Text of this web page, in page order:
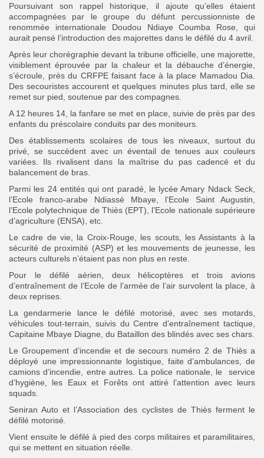
Poursuivant son rappel historique, il ajoute qu’elles étaient
accompagnées par le groupe du défunt percussionniste de
renommée internationale Doudou Ndiaye Coumba Rose, qui
aurait pensé l’introduction des majorettes dans le défilé du 4 avril.
Après leur chorégraphie devant la tribune officielle, une majorette,
visiblement éprouvée par la chaleur et la débauche d’énergie,
s’écroule, près du CRFPE faisant face à la place Mamadou Dia.
Des secouristes accourent et quelques minutes plus tard, elle se
remet sur pied, soutenue par des compagnes.
A 12 heures 14, la fanfare se met en place, suivie de près par des
enfants du préscolaire conduits par des moniteurs.
Des établissements scolaires de tous les niveaux, surtout du
privé, se succèdent avec un éventail de tenues aux couleurs
variées. Ils rivalisent dans la maîtrise du pas cadencé et du
balancement de bras.
Parmi les 24 entités qui ont paradé, le lycée Amary Ndack Seck,
l’Ecole franco-arabe Ndiassé Mbaye, l’Ecole Saint Augustin,
l’Ecole polytechnique de Thiès (EPT), l’Ecole nationale supérieure
d’agriculture (ENSA), etc.
Le cadre de vie, la Croix-Rouge, les scouts, les Assistants à la
sécurité de proximité (ASP) et les mouvements de jeunesse, les
acteurs culturels n’étaient pas non plus en reste.
Pour le défilé aérien, deux hélicoptères et trois avions
d’entraînement de l’Ecole de l’armée de l’air survolent la place, à
deux reprises.
La gendarmerie lance le défilé motorisé, avec ses motards,
véhicules tout-terrain, suivis du Centre d’entraînement tactique,
Capitaine Mbaye Diagne, du Bataillon des blindés avec ses chars.
Le Groupement d’incendie et de secours numéro 2 de Thiès a
déployé une impressionnante logistique, faite d’ambulances, de
camions d’incendie, entre autres. La police nationale, le service
d’hygiène, les Eaux et Forêts ont attiré l’attention avec leurs
squads.
Seniran Auto et l’Association des cyclistes de Thiès ferment le
défilé motorisé.
Vient ensuite le défilé à pied des corps militaires et paramilitaires,
qui se mettent en situation réelle.